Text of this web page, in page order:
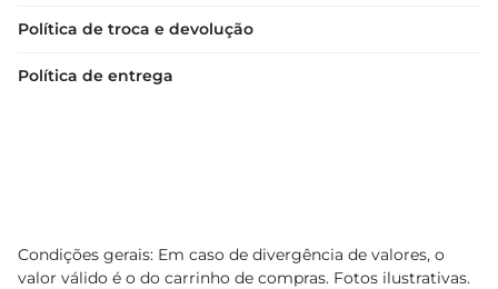
Política de troca e devolução
Política de entrega
Condições gerais: Em caso de divergência de valores, o
valor válido é o do carrinho de compras. Fotos ilustrativas.